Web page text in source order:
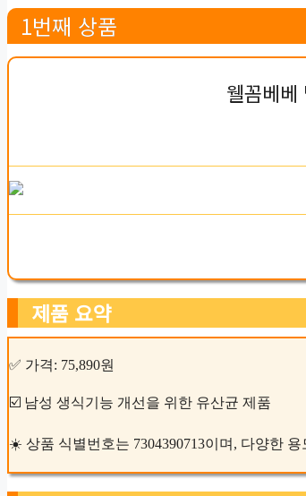
1번째 상품
웰꼼베
제품 요약
✅ 가격: 75,890원
☑️ 남성 생식기능 개선을 위한 유산균 제품
☀️ 상품 식별번호는 7304390713이며, 다양한